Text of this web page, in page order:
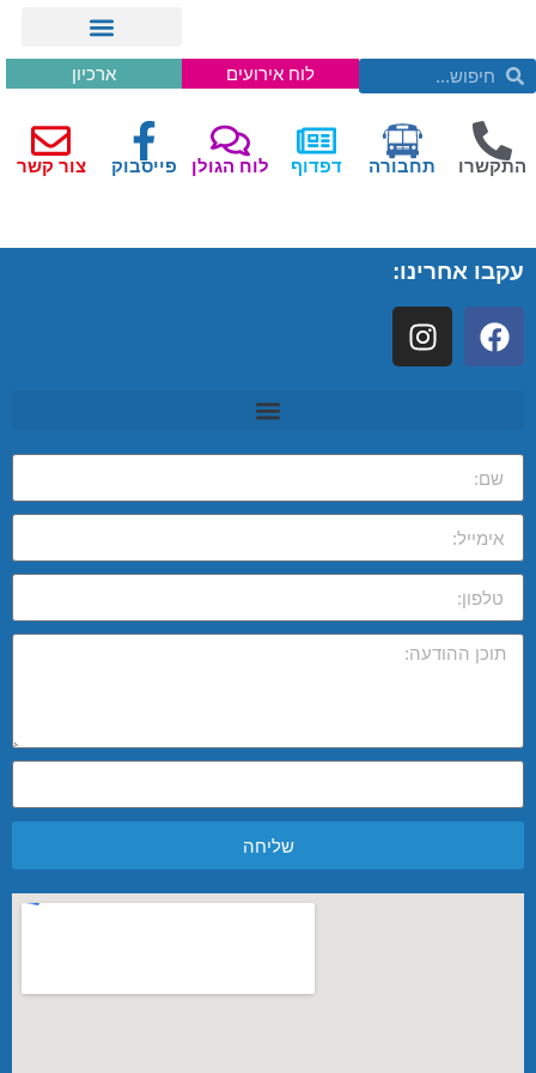
לוח אירועים ארכיון
התקשרו תחבורה דפדוף לוח הגולן פייסבוק צור קשר
עקבו אחרינו:
שליחה